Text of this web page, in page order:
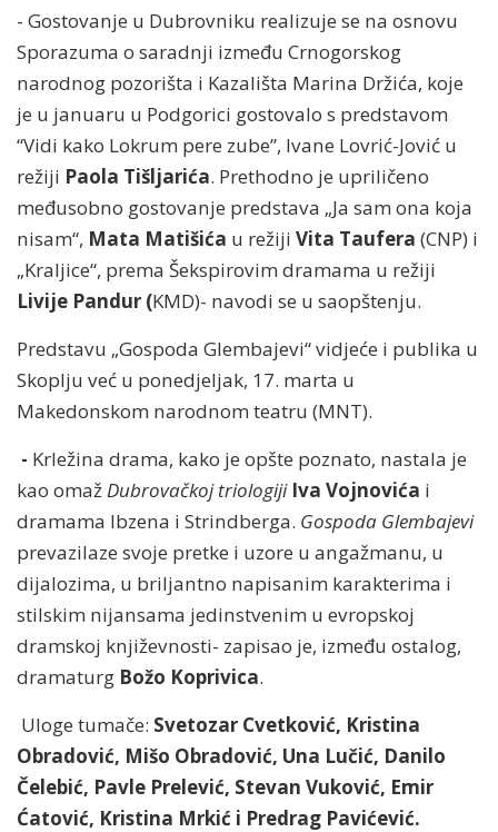
- Gostovanje u Dubrovniku realizuje se na osnovu
Sporazuma o saradnji između Crnogorskog
narodnog pozorišta i Kazališta Marina Držića, koje
je u januaru u Podgorici gostovalo s predstavom
“Vidi kako Lokrum pere zube”, Ivane Lovrić-Jović u
režiji Paola Tišljarića. Prethodno je upriličeno
međusobno gostovanje predstava „Ja sam ona koja
nisam“, Mata Matišića u režiji Vita Taufera (CNP) i
„Kraljice“, prema Šekspirovim dramama u režiji
Livije Pandur (KMD)- navodi se u saopštenju.
Predstavu „Gospoda Glembajevi“ vidjeće i publika u
Skoplju već u ponedjeljak, 17. marta u
Makedonskom narodnom teatru (MNT).
- Krležina drama, kako je opšte poznato, nastala je
kao omažDubrovačkoj triologiji Iva Vojnovića i
dramama Ibzena i Strindberga. Gospoda Glembajevi
prevazilaze svoje pretke i uzore u angažmanu, u
dijalozima, u briljantno napisanim karakterima i
stilskim nijansama jedinstvenim u evropskoj
dramskoj književnosti- zapisao je, između ostalog,
dramaturg Božo Koprivica.
Uloge tumače: Svetozar Cvetković, Kristina
Obradović, Mišo Obradović, Una Lučić, Danilo
Čelebić, Pavle Prelević, Stevan Vuković, Emir
Ćatović, Kristina Mrkić i Predrag Pavićević.